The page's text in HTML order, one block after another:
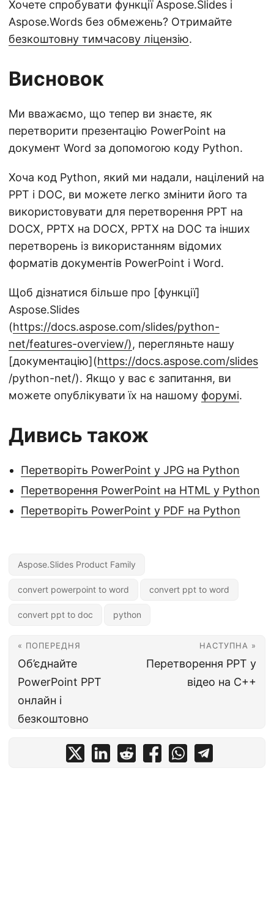
Хочете спробувати функції Aspose.Slides і
Aspose.Words без обмежень? Отримайте
безкоштовну тимчасову ліцензію.
Висновок
Ми вважаємо, що тепер ви знаєте, як
перетворити презентацію PowerPoint на
документ Word за допомогою коду Python.
Хоча код Python, який ми надали, націлений на
PPT і DOC, ви можете легко змінити його та
використовувати для перетворення PPT на
DOCX, PPTX на DOCX, PPTX на DOC та інших
перетворень із використанням відомих
форматів документів PowerPoint і Word.
Щоб дізнатися більше про [функції]
Aspose.Slides
(https://docs.aspose.com/slides/python-
net/features-overview/), перегляньте нашу
[документацію](https://docs.aspose.com/slides
/python-net/). Якщо у вас є запитання, ви
можете опублікувати їх на нашому форумі.
Дивись також
Перетворіть PowerPoint у JPG на Python
Перетворення PowerPoint на HTML у Python
Перетворіть PowerPoint у PDF на Python
Aspose.Slides Product Family
convert powerpoint to word convert ppt to word
convert ppt to doc python
« ПОПЕРЕДНЯ
Об’єднайте
PowerPoint PPT
онлайн і
безкоштовно
НАСТУПНА »
Перетворення PPT у
відео на C++